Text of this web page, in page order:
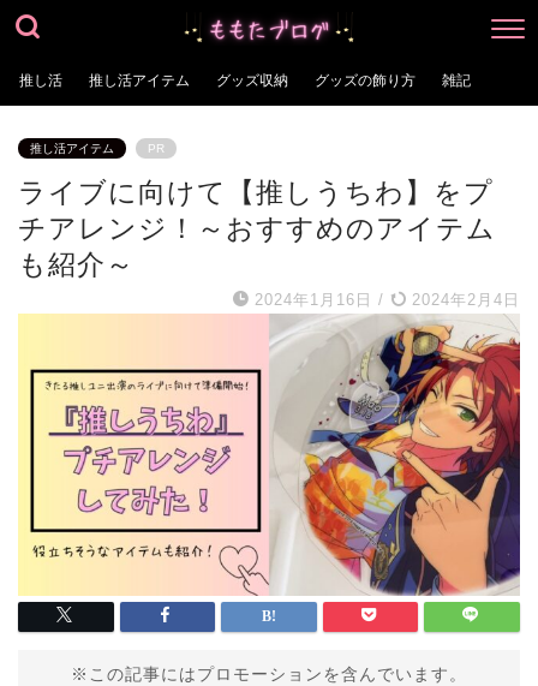
推し活 推し活アイテム グッズ収納 グッズの飾り方 雑記
推し活アイテム PR
ライブに向けて【推しうちわ】をプ
チアレンジ！～おすすめのアイテム
も紹介～
2024年1月16日 / 2024年2月4日
※この記事にはプロモーションを含んでいます。